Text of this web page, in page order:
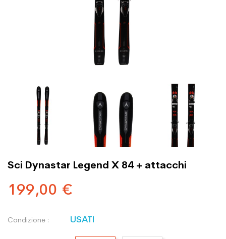
Sci Dynastar Legend X 84 + attacchi
199,00 €
Condizione : USATI